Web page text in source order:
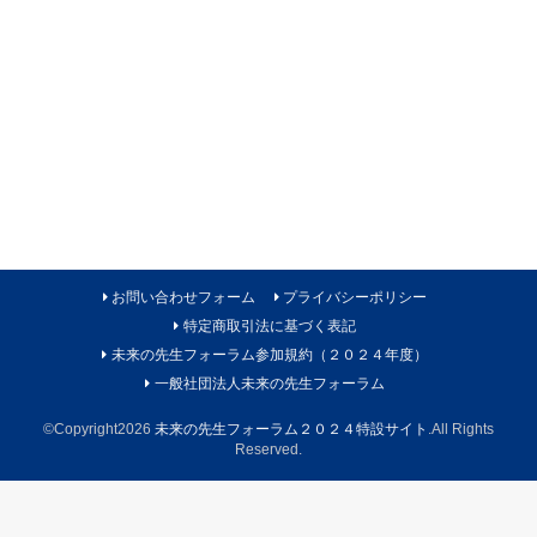
お問い合わせフォーム
プライバシーポリシー
特定商取引法に基づく表記
未来の先生フォーラム参加規約（２０２４年度）
一般社団法人未来の先生フォーラム
©Copyright2026 未来の先生フォーラム２０２４特設サイト .All Rights
Reserved.